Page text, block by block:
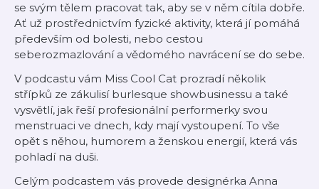
se svým tělem pracovat tak, aby se v něm cítila dobře.
Ať už prostřednictvím fyzické aktivity, která jí pomáhá
především od bolesti, nebo cestou
seberozmazlování a vědomého navrácení se do sebe.
V podcastu vám Miss Cool Cat prozradí několik
střípků ze zákulisí burlesque showbusinessu a také
vysvětlí, jak řeší profesionální performerky svou
menstruaci ve dnech, kdy mají vystoupení. To vše
opět s něhou, humorem a ženskou energií, která vás
pohladí na duši.
Celým podcastem vás provede designérka Anna